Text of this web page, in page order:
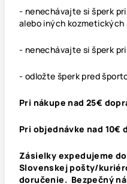
- nenechávajte si šperk
alebo iných kozmetických
- nenechávajte si šperk
- odložte šperk pred
Pri nákupe nad 25€
Pri objednávke nad 10€
Zásielky expedujeme
Slovenskej pošty/
doručenie. Bezpečný